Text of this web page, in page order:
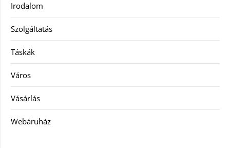
Irodalom
Szolgáltatás
Táskák
Város
Vásárlás
Webáruház